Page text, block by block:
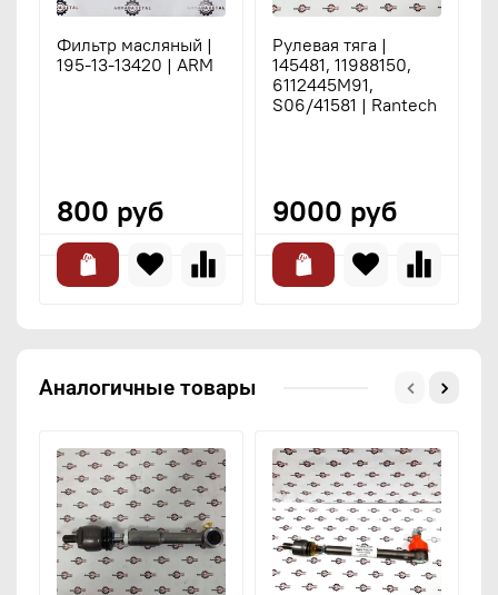
Фильтр масляный |
195-13-13420 | ARM
800 руб
Рулевая тяга |
145481, 11988150,
6112445M91,
S06/41581 | Rantech
9000 руб
Аналогичные товары